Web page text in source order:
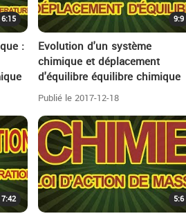
6:15
:
9:9
Evolution d'un système
chimique et déplacement
d'équilibre équilibre chimique
Publié le 2017-12-18
7:42 5:6